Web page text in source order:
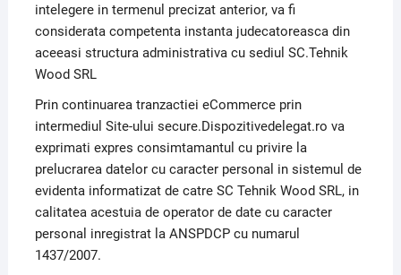
intelegere in termenul precizat anterior, va fi
considerata competenta instanta judecatoreasca din
aceeasi structura administrativa cu sediul SC.Tehnik
Wood SRL
Prin continuarea tranzactiei eCommerce prin
intermediul Site-ului secure.Dispozitivedelegat.ro va
exprimati expres consimtamantul cu privire la
prelucrarea datelor cu caracter personal in sistemul de
evidenta informatizat de catre SC Tehnik Wood SRL, in
calitatea acestuia de operator de date cu caracter
personal inregistrat la ANSPDCP cu numarul
1437/2007.